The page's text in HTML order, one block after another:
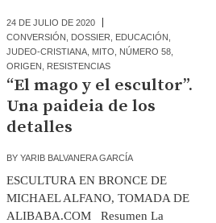
24 DE JULIO DE 2020
CONVERSIÓN
DOSSIER EDUCACIÓN
JUDEO-CRISTIANA MITO NÚMERO 58
ORIGEN
RESISTENCIAS
“El mago y el escultor”.
Una paideia de los
detalles
BYYARIB BALVANERA GARCÍA
ESCULTURA EN BRONCE DE
MICHAEL ALFANO, TOMADA DE
ALIBABA.COM Resumen La